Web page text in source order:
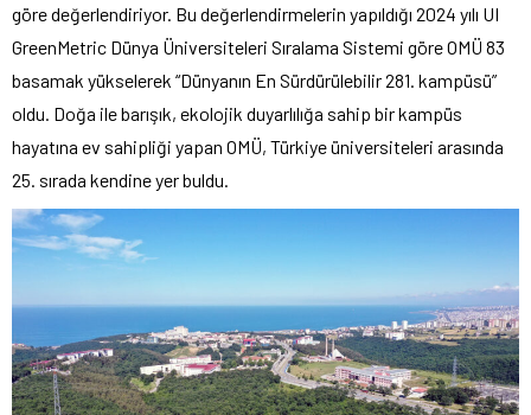
göre değerlendiriyor. Bu değerlendirmelerin yapıldığı 2024 yılı UI
GreenMetric Dünya Üniversiteleri Sıralama Sistemi göre OMÜ 83
basamak yükselerek “Dünyanın En Sürdürülebilir 281. kampüsü”
oldu. Doğa ile barışık, ekolojik duyarlılığa sahip bir kampüs
hayatına ev sahipliği yapan OMÜ, Türkiye üniversiteleri arasında
25. sırada kendine yer buldu.